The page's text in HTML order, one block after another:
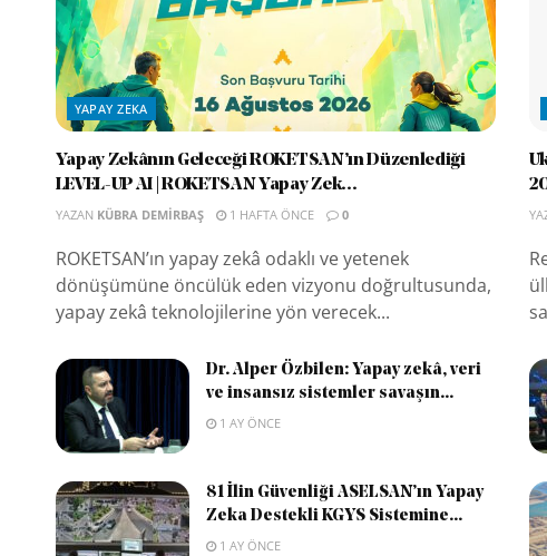
YAPAY ZEKA
Yapay Zekânın Geleceği ROKETSAN’ın Düzenlediği
LEVEL-UP AI | ROKETSAN Yapay Zek...
YAZAN KÜBRA DEMIRBAŞ 1 HAFTA ÖNCE 0
ROKETSAN’ın yapay zekâ odaklı ve yetenek
dönüşümüne öncülük eden vizyonu doğrultusunda,
yapay zekâ teknolojilerine yön verecek...
Dr. Alper Özbilen: Yapay zekâ, veri
ve insansız sistemler savaşın...
1 AY ÖNCE
81 İlin Güvenliği ASELSAN’ın Yapay
Zeka Destekli KGYS Sistemine...
1 AY ÖNCE